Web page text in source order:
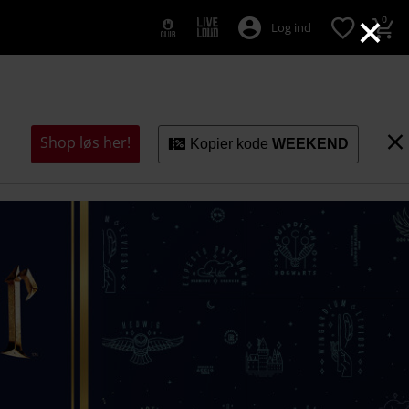
×
Log ind 0
Shop løs her! Kopier kode WEEKEND